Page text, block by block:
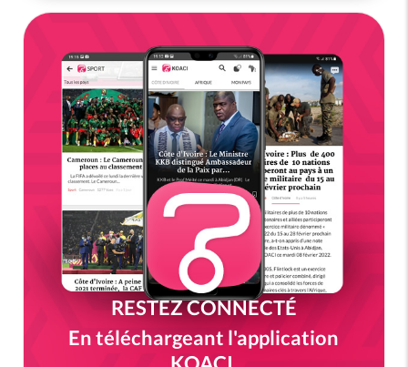
RESTEZ CONNECTÉ
En téléchargeant l'application